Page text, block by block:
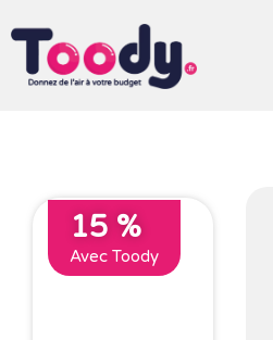
15 %
Avec Toody